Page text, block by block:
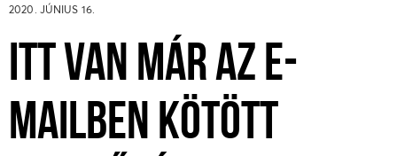
2020. JÚNIUS 16.
ITT VAN MÁR AZ E-
MAILBEN KÖTÖTT